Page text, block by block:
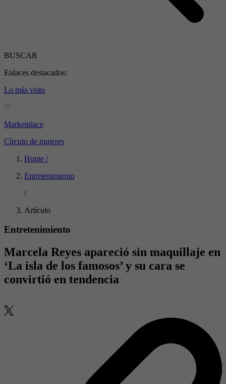
BUSCAR
Enlaces destacados:
Lo más visto
Marketplace
Círculo de mujeres
Home /
Entretenimiento
/
Artículo
Entretenimiento
Marcela Reyes apareció sin maquillaje en
‘La isla de los famosos’ y su cara se
convirtió en tendencia